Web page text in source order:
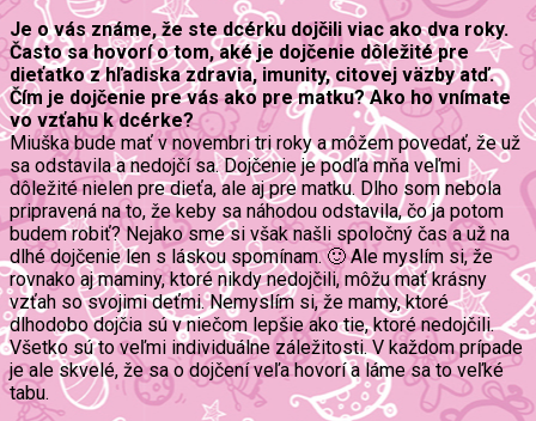
Je o vás známe, že ste dcérku dojčili viac ako dva roky.
Často sa hovorí o tom, aké je dojčenie dôležité pre
dieťatko z hľadiska zdravia, imunity, citovej väzby atď.
Čím je dojčenie pre vás ako pre matku? Ako ho vnímate
vo vzťahu k dcérke?
Miuška bude mať v novembri tri roky a môžem povedať, že už
sa odstavila a nedojčí sa. Dojčenie je podľa mňa veľmi
dôležité nielen pre dieťa, ale aj pre matku. Dlho som nebola
pripravená na to, že keby sa náhodou odstavila, čo ja potom
budem robiť? Nejako sme si však našli spoločný čas a už na
dlhé dojčenie len s láskou spomínam. 🙂 Ale myslím si, že
rovnako aj maminy, ktoré nikdy nedojčili, môžu mať krásny
vzťah so svojimi deťmi. Nemyslím si, že mamy, ktoré
dlhodobo dojčia sú v niečom lepšie ako tie, ktoré nedojčili.
Všetko sú to veľmi individuálne záležitosti. V každom prípade
je ale skvelé, že sa o dojčení veľa hovorí a láme sa to veľké
tabu.